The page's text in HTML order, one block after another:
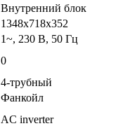
Внутренний блок
1348x718x352
1~, 230 В, 50 Гц
0
4-трубный
Фанкойл
AC inverter